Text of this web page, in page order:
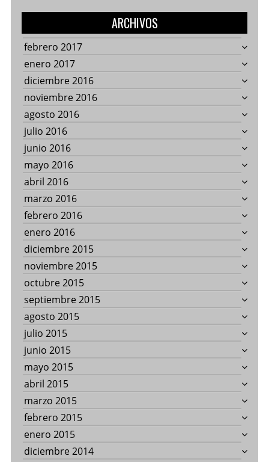
ARCHIVOS
febrero 2017
enero 2017
diciembre 2016
noviembre 2016
agosto 2016
julio 2016
junio 2016
mayo 2016
abril 2016
marzo 2016
febrero 2016
enero 2016
diciembre 2015
noviembre 2015
octubre 2015
septiembre 2015
agosto 2015
julio 2015
junio 2015
mayo 2015
abril 2015
marzo 2015
febrero 2015
enero 2015
diciembre 2014